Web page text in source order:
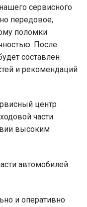
сервисного
передовое,
поломки
После
составлен
и рекомендаций
центр
части
высоким
автомобилей
и оперативно